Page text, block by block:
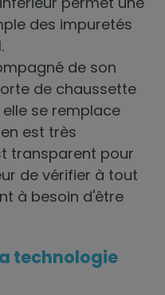
des impuretés
de son
de chaussette
se remplace
est très
transparent pour
de vérifier à tout
à besoin d'être
technologie